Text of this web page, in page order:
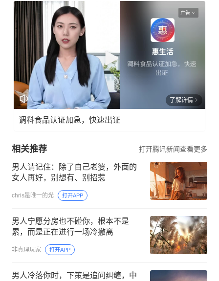
广告
了解详情
调料食品认证加急，快速出证
相关推荐 打开腾讯新闻查看更多
男人请记住：除了自己老婆，外面的
女人再好，别想有、别招惹
chris是唯一的光 打开APP
男人宁愿分房也不碰你，根本不是
累，而是正在进行一场冷撤离
非真理玩家 打开APP
男人冷落你时，下策是追问纠缠，中